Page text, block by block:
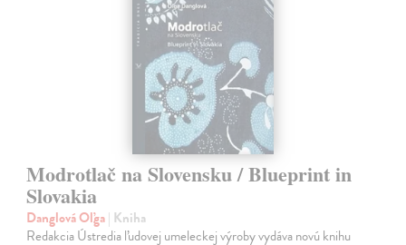
Modrotlač na Slovensku / Blueprint in
Slovakia
Danglová Oľga| Kniha
Redakcia Ústredia ľudovej umeleckej výroby vydáva novú knihu